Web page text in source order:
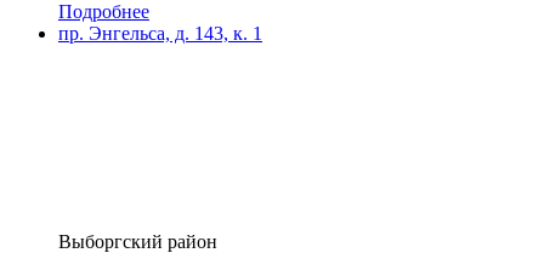
Подробнее
пр. Энгельса, д. 143, к. 1
Выборгский район